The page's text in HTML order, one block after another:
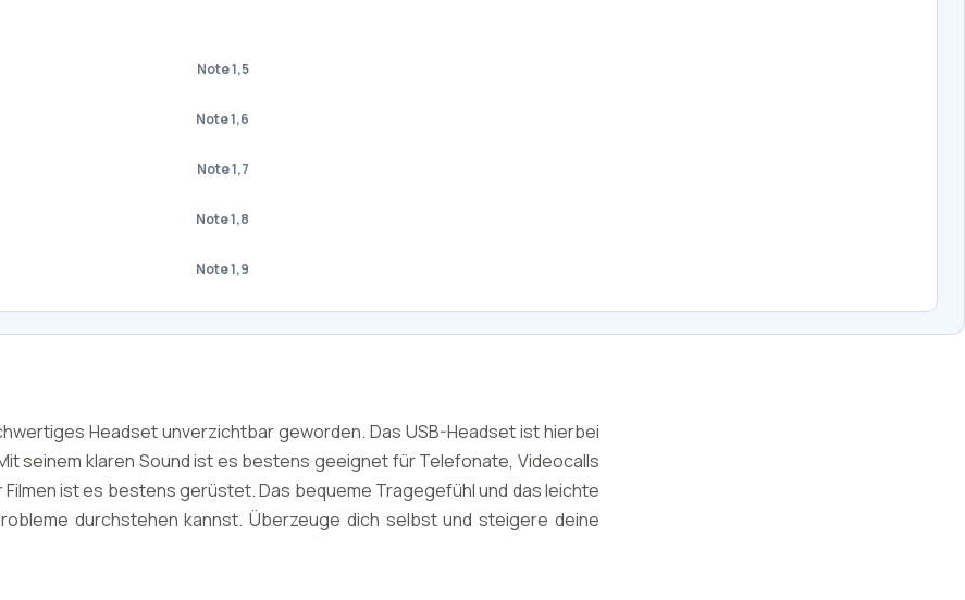
Note 1,5
Note 1,6
Note 1,7
Note 1,8
Note 1,9
Headset unverzichtbar geworden. Das USB-Headset ist hierbei
seinem klaren Sound ist es bestens geeignet für Telefonate, Videocalls
ist es bestens gerüstet. Das bequeme Tragegefühl und das leichte
durchstehen kannst. Überzeuge dich selbst und steigere deine